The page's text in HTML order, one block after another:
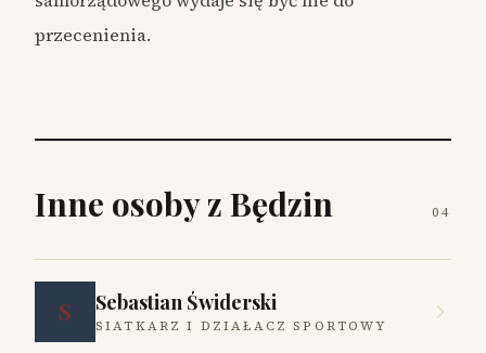
przecenienia.
Inne osoby z Będzin 04
S Sebastian Świderski
SIATKARZ I DZIAŁACZ SPORTOWY